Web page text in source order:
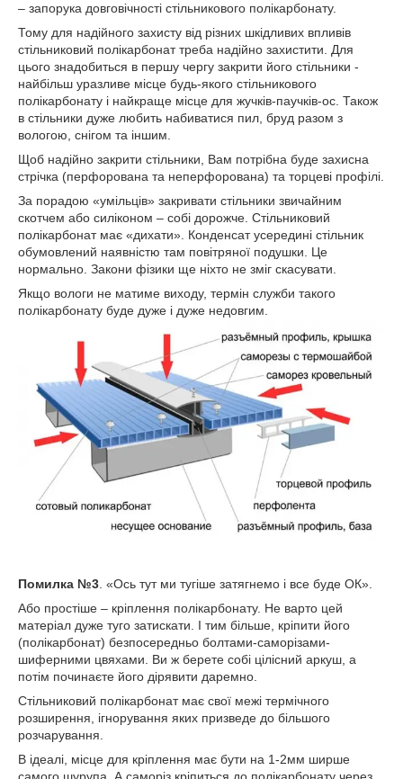
– запорука довговічності стільникового полікарбонату.
Тому для надійного захисту від різних шкідливих впливів
стільниковий полікарбонат треба надійно захистити. Для
цього знадобиться в першу чергу закрити його стільники -
найбільш уразливе місце будь-якого стільникового
полікарбонату і найкраще місце для жучків-паучків-ос. Також
в стільники дуже любить набиватися пил, бруд разом з
вологою, снігом та іншим.
Щоб надійно закрити стільники, Вам потрібна буде захисна
стрічка (перфорована та неперфорована) та торцеві профілі.
За порадою «умільців» закривати стільники звичайним
скотчем або силіконом – собі дорожче. Стільниковий
полікарбонат має «дихати». Конденсат усередині стільник
обумовлений наявністю там повітряної подушки. Це
нормально. Закони фізики ще ніхто не зміг скасувати.
Якщо вологи не матиме виходу, термін служби такого
полікарбонату буде дуже і дуже недовгим.
Помилка №3 . «Ось тут ми тугіше затягнемо і все буде ОК».
Або простіше – кріплення полікарбонату. Не варто цей
матеріал дуже туго затискати. І тим більше, кріпити його
(полікарбонат) безпосередньо болтами-саморізами-
шиферними цвяхами. Ви ж берете собі цілісний аркуш, а
потім починаєте його дірявити даремно.
Стільниковий полікарбонат має свої межі термічного
розширення, ігнорування яких призведе до більшого
розчарування.
В ідеалі, місце для кріплення має бути на 1-2мм ширше
самого шурупа. А саморіз кріпиться до полікарбонату через